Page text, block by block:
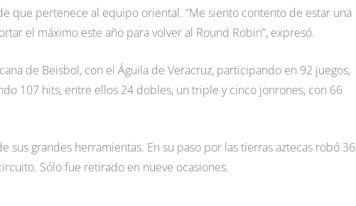
que pertenece al equipo oriental. “Me siento contento de estar una
el máximo este año para volver al Round Robin”, expresó.
de Beisbol, con el Águila de Veracruz, participando en 92 juegos,
107 hits, entre ellos 24 dobles, un triple y cinco jonrones, con 66
sus grandes herramientas. En su paso por las tierras aztecas robó 36
Sólo fue retirado en nueve ocasiones.